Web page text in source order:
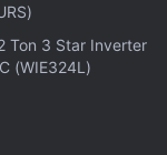
chez Canva.
Ton 3 Star Inverter
(WIE324L)